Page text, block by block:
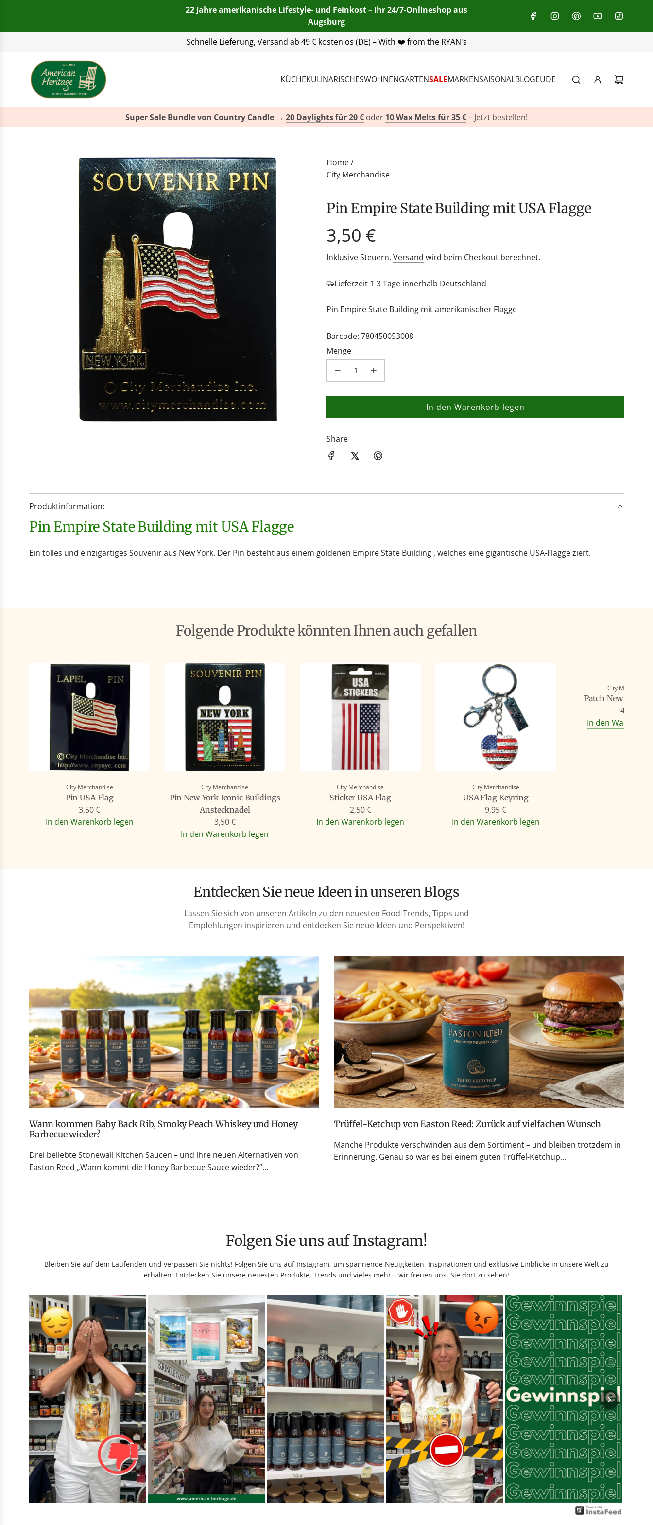
22 Jahre amerikanische Lifestyle- und Feinkost – Ihr 24/7-Onlineshop aus
Augsburg
+49(0)821 455 254 00| E-Mail:info@american-heritage.de| WhatsApp:+49(0)151 116 719 10
KÜCHEKULINARISCHESWOHNENGARTENSALEMARKENSAISONALBLOGEUDE
Super Sale Bundle von Country Candle → 20 Daylights für 20 € oder 10 Wax Melts für 35 €– Jetzt bestellen!
Home/
City Merchandise
Pin Empire State Building mit USA Flagge
Regulärer
Preis
3,50 €
Inklusive Steuern. Versand wird beim Checkout berechnet.
Lieferzeit 1-3 Tage innerhalb Deutschland
Pin Empire State Building mit amerikanischer Flagge
Barcode: 780450053008
Menge
In den Warenkorb legen
L
Share
Produktinformation:
Pin Empire State Building mit USA Flagge
Ein tolles und einzigartiges Souvenir aus New York. Der Pin besteht aus einem goldenen Empire State Building , welches eine gigantische USA-Flagge ziert.
Folgende Produkte könnten Ihnen auch gefallen
City Merchandise
Pin USA Flag
3,50 €
In den Warenkorb legen
City Merchandise
Pin New York Iconic Buildings
Anstecknadel
3,50 €
In den Warenkorb legen
City Merchandise
Sticker USA Flag
2,50 €
In den Warenkorb legen
City Merchandise
USA Flag Keyring
9,95 €
In den Warenkorb legen
City
Patch New York
4,95 €
In den
Entdecken Sie neue Ideen in unseren Blogs
Lassen Sie sich von unseren Artikeln zu den neuesten Food-Trends, Tipps und
Empfehlungen inspirieren und entdecken Sie neue Ideen und Perspektiven!
Wann kommen Baby Back Rib, Smoky Peach Whiskey und Honey
Barbecue wieder?
Drei beliebte Stonewall Kitchen Saucen – und ihre neuen Alternativen von
Easton Reed „Wann kommt die Honey Barbecue Sauce wieder?“...
Trüffel-Ketchup von Easton Reed: Zurück auf vielfachen Wunsch
Manche Produkte verschwinden aus dem Sortiment – und bleiben trotzdem in
Erinnerung. Genau so war es bei einem guten Trüffel-Ketchup....
Folgen Sie uns auf Instagram!
Bleiben Sie auf dem Laufenden und verpassen Sie nichts! Folgen Sie uns auf Instagram, um spannende Neuigkeiten, Inspirationen und exklusive Einblicke in unsere Welt zu
erhalten. Entdecken Sie unsere neuesten Produkte, Trends und vieles mehr – wir freuen uns, Sie dort zu sehen!